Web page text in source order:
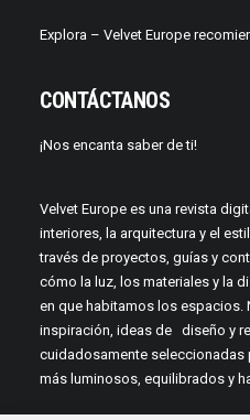
Explora – Velvet Europe
CONTÁCTANOS
¡Nos encanta saber de ti!
Velvet Europe es una revista
interiores, la arquitectura y el
través de proyectos, guías y
cómo la luz, los materiales y la
en que habitamos los espacios.
inspiración, ideas de diseño y
cuidadosamente seleccionadas
más luminosos, equilibrados y